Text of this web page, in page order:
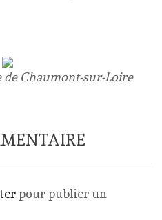
Chaumont-sur-Loire
pour publier un